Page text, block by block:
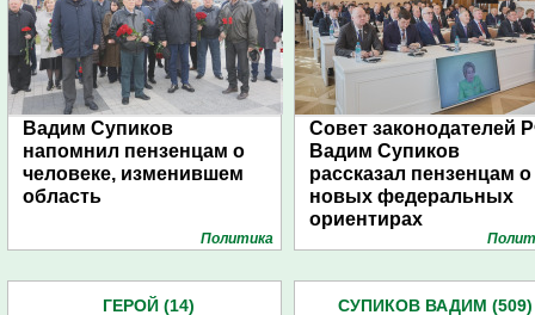
Вадим Супиков
напомнил пензенцам о
человеке, изменившем
область
Политика
Совет законодателей
Вадим Супиков
рассказал пензенцам о
новых федеральных
ориентирах
ГЕРОЙ (14) СУПИКОВ ВАДИМ (509)